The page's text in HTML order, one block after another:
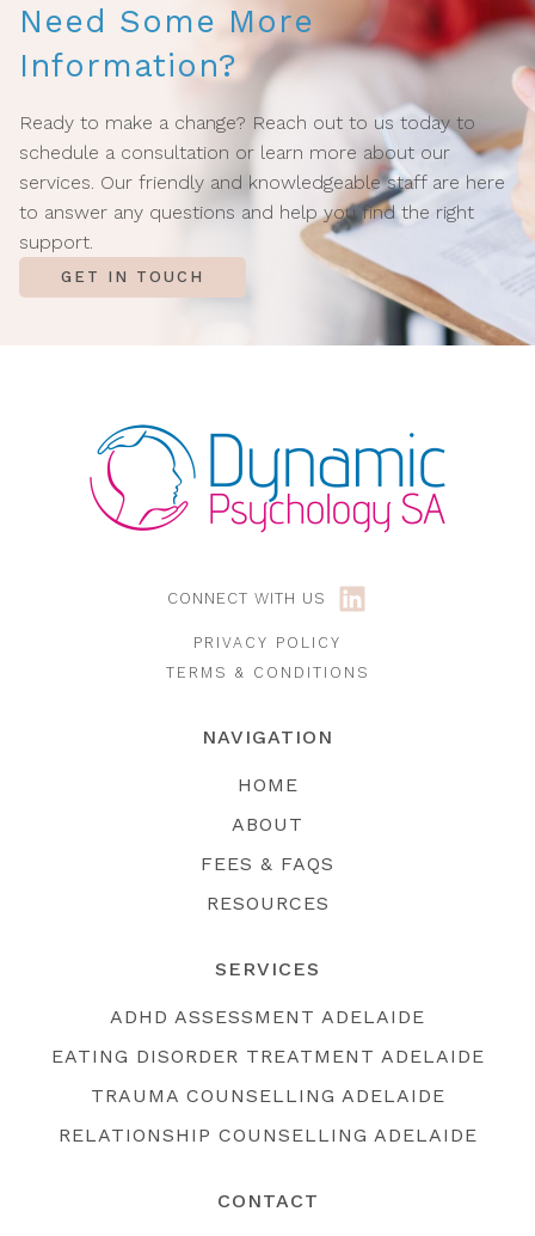
Need Some More
Information?
Ready to make a change? Reach out to us today to
schedule a consultation or learn more about our
services. Our friendly and knowledgeable staff are here
to answer any questions and help you find the right
support.
GET IN TOUCH
CONNECT WITH US
PRIVACY POLICY
TERMS & CONDITIONS
NAVIGATION
HOME
ABOUT
FEES & FAQS
RESOURCES
SERVICES
ADHD ASSESSMENT ADELAIDE
EATING DISORDER TREATMENT ADELAIDE
TRAUMA COUNSELLING ADELAIDE
RELATIONSHIP COUNSELLING ADELAIDE
CONTACT